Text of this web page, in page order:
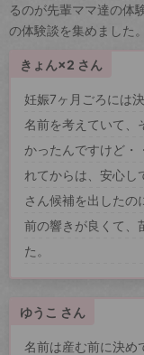
るのが先輩ママ達の体
の体験談を集めました。
きょん×2 さん
妊娠7ヶ月ごろには
名前を考えていて、
かったんですけど・
れてからは、安心し
さん候補を出したの
前の響きが良くて、
た。
ゆうこ さん
名前は産む前に決め